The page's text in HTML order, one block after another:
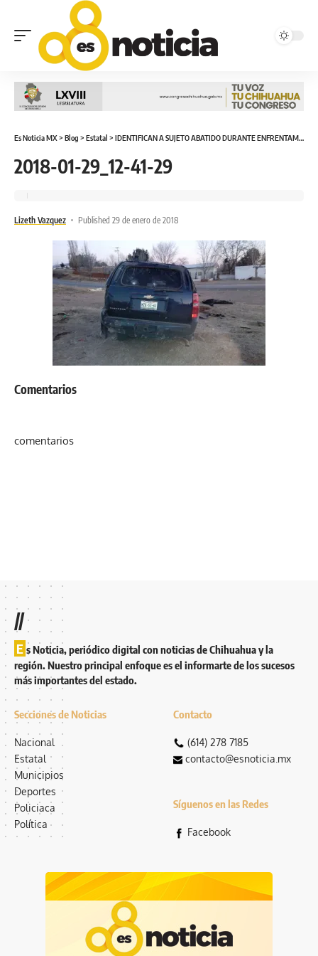
Es Noticia MX> Blog > Estatal > IDENTIFICAN A SUJETO ABATIDO DURANTE ENFRENTAMIENTO EN NAMIQUIPA
2018-01-29_12-41-29
Lizeth Vazquez Published 29 de enero de 2018
Comentarios
comentarios
//
E s Noticia, periódico digital con noticias de Chihuahua y la
región. Nuestro principal enfoque es el informarte de los sucesos
más importantes del estado.
Secciones de Noticias
Nacional
Estatal
Municipios
Deportes
Policiaca
Política
Contacto
(614) 278 7185
contacto@esnoticia.mx
Síguenos en las Redes
Facebook